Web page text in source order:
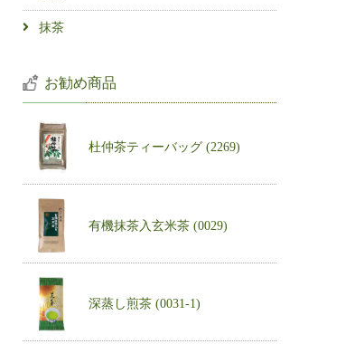
抹茶
お勧め商品
杜仲茶ティーバッグ (2269)
有機抹茶入玄米茶 (0029)
深蒸し煎茶 (0031-1)